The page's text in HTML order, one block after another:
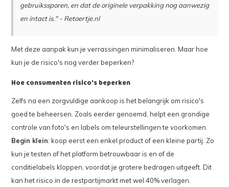
gebruikssporen, en dat de originele verpakking nog aanwezig
en intact is." - Retoertje.nl
Met deze aanpak kun je verrassingen minimaliseren. Maar hoe
kun je de risico's nog verder beperken?
Hoe consumenten risico's beperken
Zelfs na een zorgvuldige aankoop is het belangrijk om risico's
goed te beheersen. Zoals eerder genoemd, helpt een grondige
controle van foto's en labels om teleurstellingen te voorkomen.
Begin klein: koop eerst een enkel product of een kleine partij. Zo
kun je testen of het platform betrouwbaar is en of de
conditielabels kloppen, voordat je grotere bedragen uitgeeft. Dit
kan het risico in de restpartijmarkt met wel 40% verlagen.